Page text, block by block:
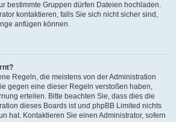
bestimmte Gruppen dürfen Dateien hochladen.
kontaktieren, falls Sie sich nicht sicher sind,
anfügen können.
Regeln, die meistens von der Administration
gegen eine dieser Regeln verstoßen haben,
erteilen. Bitte beachten Sie, dass dies die
dieses Boards ist und phpBB Limited nichts
hat. Kontaktieren Sie einen Administrator, sofern